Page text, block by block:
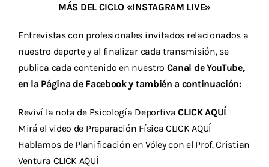
MÁS DEL CICLO «INSTAGRAM LIVE»
Entrevistas con profesionales invitados relacionados a
nuestro deporte y al finalizar cada transmisión, se
publica cada contenido en nuestro Canal de YouTube,
en la Página de Facebooky también a continuación:
Reviví la nota de Psicología DeportivaCLICK AQUÍ
Mirá el video de Preparación FísicaCLICK AQUÍ
Hablamos de Planificación en Vóley con el Prof. Cristian
Ventura CLICK AQUÍ